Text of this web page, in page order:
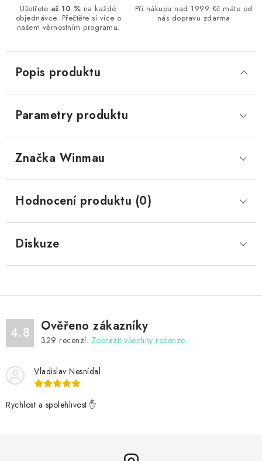
Ušetřete až 10 % na každé
objednávce. Přečtěte si více o
našem věrnostním programu.
Při nákupu nad 1999 Kč máte od
nás dopravu zdarma
Popis produktu
Parametry produktu
Značka Winmau
Hodnocení produktu (0)
Diskuze
4.8 Ověřeno zákazníky
329 recenzí. Zobrazit všechny recenze
Vladislav Nesnídal
Rychlost a spolehlivost ✋